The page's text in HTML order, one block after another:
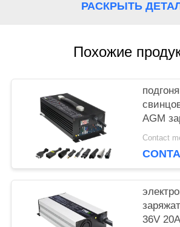
РАСКРЫТЬ
Похожие
AGM
150A
36V